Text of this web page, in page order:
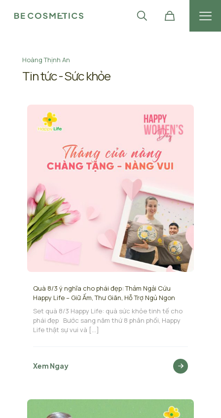
Hoàng Thịnh An
Tin tức - Sức khỏe
Quà 8/3 ý nghĩa cho phái đẹp: Thảm Ngải Cứu
Happy Life – Giữ Ấm, Thư Giãn, Hỗ Trợ Ngủ Ngon
Set quà 8/3 Happy Life: quà sức khỏe tinh tế cho
phái đẹp Bước sang năm thứ 8 phân phối, Happy
Life thật sự vui và […]
Xem Ngay